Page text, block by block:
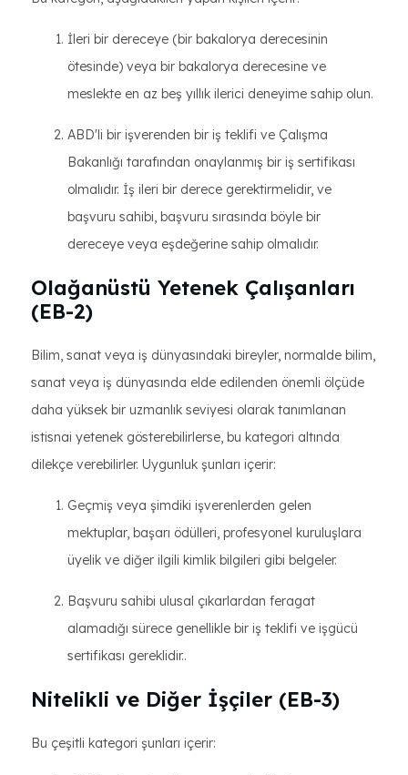
İleri bir dereceye (bir bakalorya derecesinin
ötesinde) veya bir bakalorya derecesine ve
meslekte en az beş yıllık ilerici deneyime sahip olun.
ABD'li bir işverenden bir iş teklifi ve Çalışma
Bakanlığı tarafından onaylanmış bir iş sertifikası
olmalıdır. İş ileri bir derece gerektirmelidir, ve
başvuru sahibi, başvuru sırasında böyle bir
dereceye veya eşdeğerine sahip olmalıdır.
Olağanüstü Yetenek Çalışanları
(EB-2)
Bilim, sanat veya iş dünyasındaki bireyler, normalde bilim,
sanat veya iş dünyasında elde edilenden önemli ölçüde
daha yüksek bir uzmanlık seviyesi olarak tanımlanan
istisnai yetenek gösterebilirlerse, bu kategori altında
dilekçe verebilirler. Uygunluk şunları içerir:
Geçmiş veya şimdiki işverenlerden gelen
mektuplar, başarı ödülleri, profesyonel kuruluşlara
üyelik ve diğer ilgili kimlik bilgileri gibi belgeler.
Başvuru sahibi ulusal çıkarlardan feragat
alamadığı sürece genellikle bir iş teklifi ve işgücü
sertifikası gereklidir..
Nitelikli ve Diğer İşçiler (EB-3)
Bu çeşitli kategori şunları içerir: